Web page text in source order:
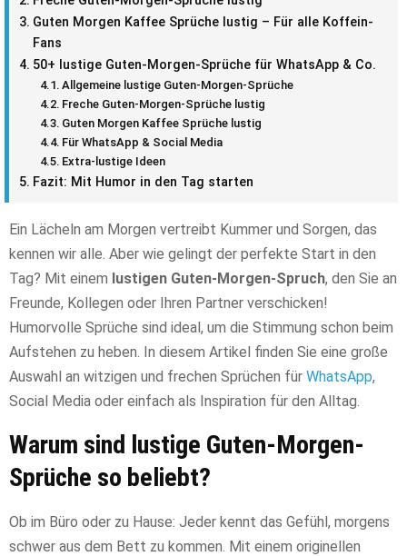
Guten Morgen Kaffee Sprüche lustig – Für alle Koffein-
Fans
50+ lustige Guten-Morgen-Sprüche für WhatsApp & Co.
Allgemeine lustige Guten-Morgen-Sprüche
Freche Guten-Morgen-Sprüche lustig
Guten Morgen Kaffee Sprüche lustig
Für WhatsApp & Social Media
Extra-lustige Ideen
Fazit: Mit Humor in den Tag starten
Ein Lächeln am Morgen vertreibt Kummer und Sorgen, das
kennen wir alle. Aber wie gelingt der perfekte Start in den
Tag? Mit einem lustigen Guten-Morgen-Spruch, den Sie an
Freunde, Kollegen oder Ihren Partner verschicken!
Humorvolle Sprüche sind ideal, um die Stimmung schon beim
Aufstehen zu heben. In diesem Artikel finden Sie eine große
Auswahl an witzigen und frechen Sprüchen für WhatsApp,
Social Media oder einfach als Inspiration für den Alltag.
Warum sind lustige Guten-Morgen-
Sprüche so beliebt?
Ob im Büro oder zu Hause: Jeder kennt das Gefühl, morgens
schwer aus dem Bett zu kommen. Mit einem originellen